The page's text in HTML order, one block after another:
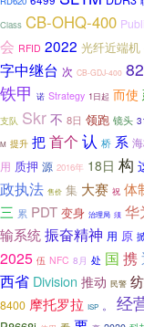
Class CB-OHQ-400
会 RFID 2022 光纤近端机
字中继台 次 CB-GDJ-400
铁甲 诺 Strategy 1日起 而使
支队 Skr 不 8日 领跑 镜头
M 提升 把首个 认 桥 系
用 质押 源 2016年 18日 构
政执法 售价 集 大赛 祝 体
三 累 PDT 变身 治理局 须 华
输系统振奋精神 用 原
2025 伍 NFC 8月 处 国 携
西省 Division 推动 民警
8400 摩托罗拉 ISP 。 经